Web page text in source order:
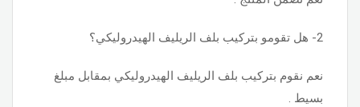
2- هل تقومو بتركيب بلف الريليف الهيدروليكي؟
نعم نقوم بتركيب بلف الريليف الهيدروليكي بمقابل مبلغ
بسيط .